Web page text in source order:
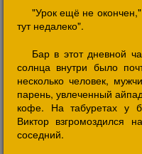
"Урок ещё не
тут недалеко".
Бар в этот дневной
солнца внутри было
несколько человек,
парень, увлеченный
кофе. На табуретах у
Виктор взгромоздился
соседний.